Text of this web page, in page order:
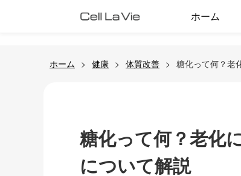
ホーム
ホーム 健康 体質改善 糖化って何？老
糖化って何？老化
について解説